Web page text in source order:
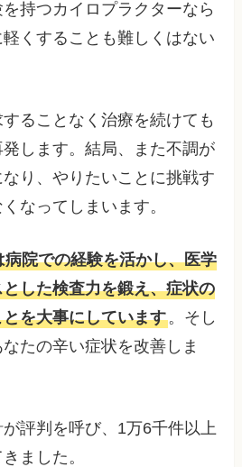
持つカイロプラクターなら
くすることも難しくはない
ることなく治療を続けても
します。結局、また不調が
り、やりたいことに挑戦す
なってしまいます。
病院での経験を活かし、医学
した検査力を鍛え、症状の
を大事にしています。そし
たの辛い症状を改善しま
評判を呼び、1万6千件以上
ました。